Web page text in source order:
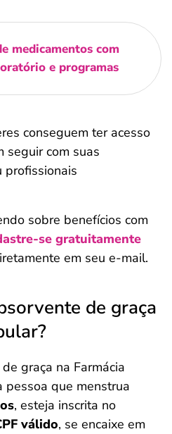
medicamentos com
e programas
conseguem ter acesso
seguir com suas
profissionais
sobre benefícios com
se gratuitamente
em seu e-mail.
de graça
graça na Farmácia
pessoa que menstrua
, esteja inscrita no
válido, se encaixe em